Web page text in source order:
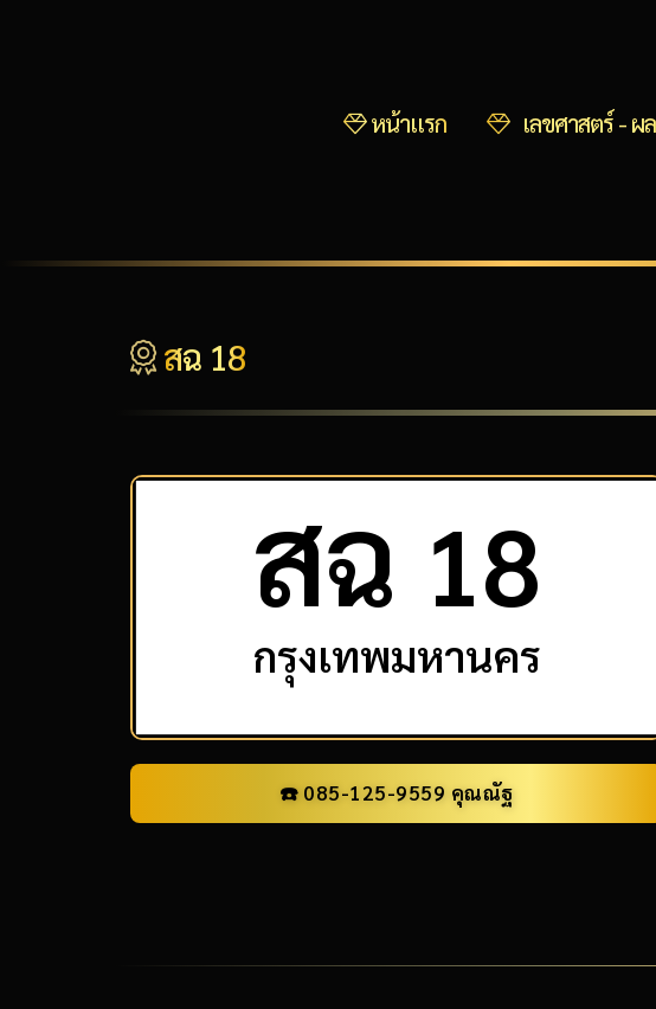
หน้าแรก เลขศาสตร์ - ผ
สฉ 18
สฉ 18
กรุงเทพมหานคร
☎️ 085-125-9559 คุณณัฐ